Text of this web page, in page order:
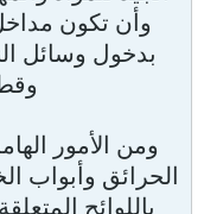
وأن تكون
بدخول وسائل
ومن الأمور
الحرائق وأبواب
باللوائح